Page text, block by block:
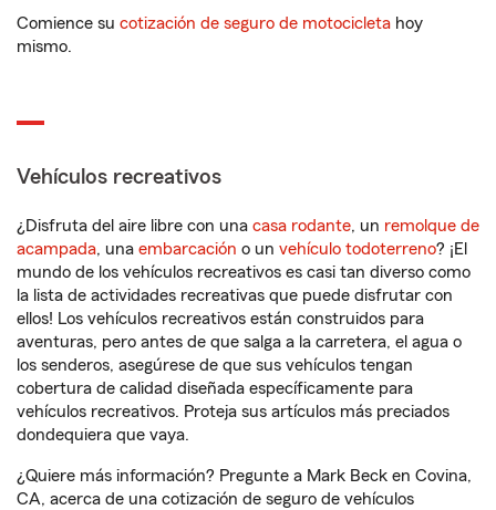
Comience su cotización de seguro de motocicleta hoy
mismo.
Vehículos recreativos
¿Disfruta del aire libre con una casa rodante, un remolque de
acampada, una embarcación o un vehículo todoterreno? ¡El
mundo de los vehículos recreativos es casi tan diverso como
la lista de actividades recreativas que puede disfrutar con
ellos! Los vehículos recreativos están construidos para
aventuras, pero antes de que salga a la carretera, el agua o
los senderos, asegúrese de que sus vehículos tengan
cobertura de calidad diseñada específicamente para
vehículos recreativos. Proteja sus artículos más preciados
dondequiera que vaya.
¿Quiere más información? Pregunte a Mark Beck en Covina,
CA, acerca de una cotización de seguro de vehículos